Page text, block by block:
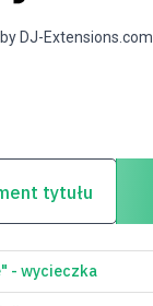
by DJ-Extensions.com
- wycieczka